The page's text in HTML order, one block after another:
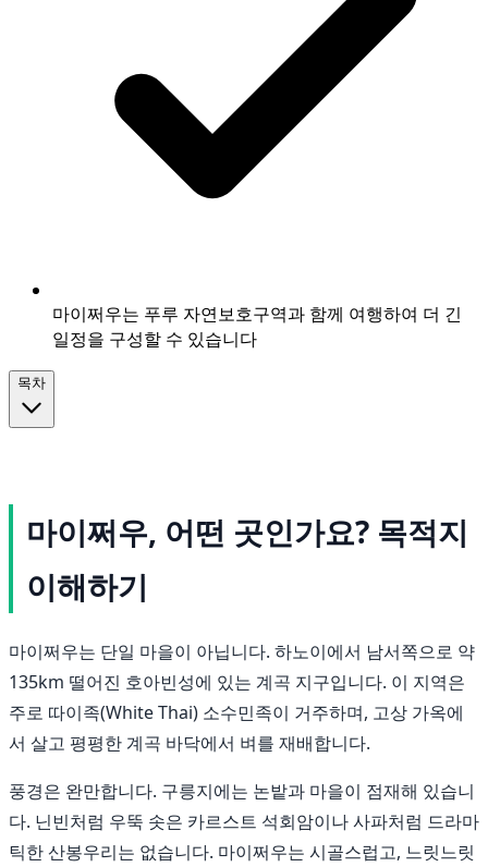
마이쩌우는 푸루 자연보호구역과 함께 여행하여 더 긴
일정을 구성할 수 있습니다
목차
마이쩌우, 어떤 곳인가요? 목적지
이해하기
마이쩌우는 단일 마을이 아닙니다. 하노이에서 남서쪽으로 약
135km 떨어진 호아빈성에 있는 계곡 지구입니다. 이 지역은
주로 따이족(White Thai) 소수민족이 거주하며, 고상 가옥에
서 살고 평평한 계곡 바닥에서 벼를 재배합니다.
풍경은 완만합니다. 구릉지에는 논밭과 마을이 점재해 있습니
다. 닌빈처럼 우뚝 솟은 카르스트 석회암이나 사파처럼 드라마
틱한 산봉우리는 없습니다. 마이쩌우는 시골스럽고, 느릿느릿